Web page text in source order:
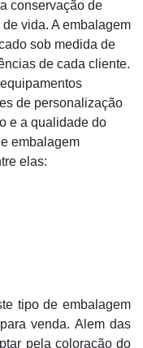
conservação de
vida. A embalagem
sob medida de
de cada cliente.
de personalização
e a qualidade do
embalagem
elas:
tipo de embalagem
venda. Alem das
pela coloração do